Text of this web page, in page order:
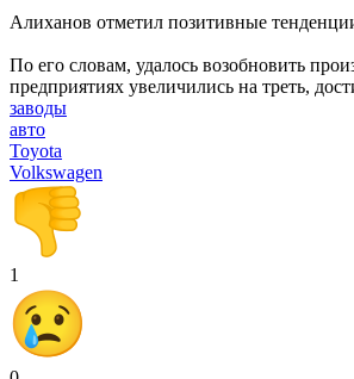
Алиханов отметил позитивные
По его словам, удалось возобновить
предприятиях увеличились на треть,
заводы
авто
Toyota
Volkswagen
1